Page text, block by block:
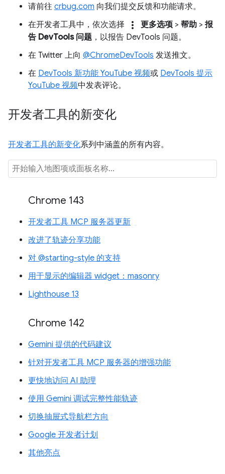
请前往 crbug.com 向我们提交反馈和功能请求。
在开发者工具中，依次选择
more_vert 更多选项 > 帮助 > 报
告 DevTools 问题 ，以报告 DevTools 问题。
在 Twitter 上向 @ChromeDevTools 发送推文。
在 DevTools 新功能 YouTube 视频或 DevTools 提示
YouTube 视频中发表评论。
开发者工具的新变化
开发者工具的新变化系列中涵盖的所有内容。
Chrome 143
开发者工具 MCP 服务器更新
改进了轨迹分享功能
对 @starting-style 的支持
用于显示的编辑器 widget：masonry
Lighthouse 13
Chrome 142
Gemini 提供的代码建议
针对开发者工具 MCP 服务器的增强功能
更快地访问 AI 助理
使用 Gemini 调试完整性能轨迹
切换抽屉式导航栏方向
Google 开发者计划
其他亮点